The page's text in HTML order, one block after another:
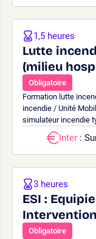
Lutte
(milieu
Obligatoire
Formation lutte
incendie / Unité
simulateur incendie
1,5 heures
Inter :
ESI :
Obligatoire
3 heures